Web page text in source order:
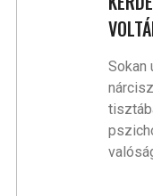
Sokan